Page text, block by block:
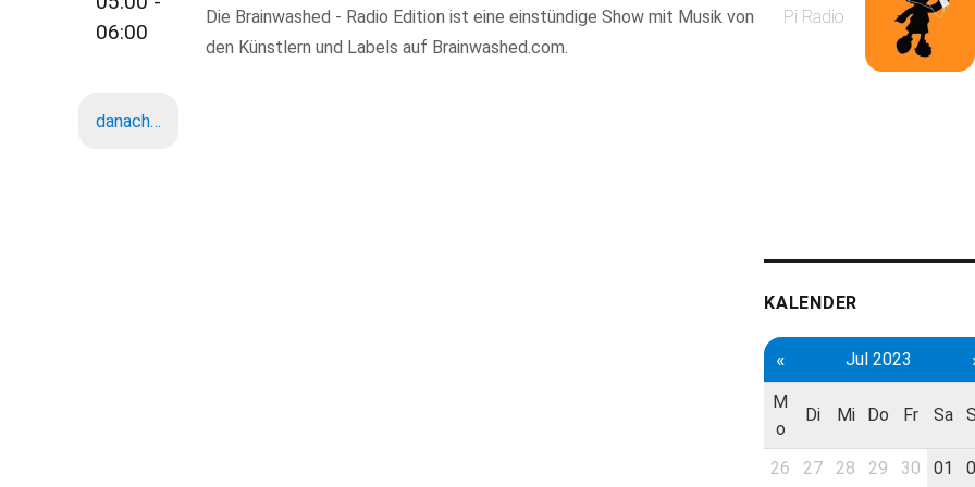
06:00
Die Brainwashed - Radio Edition ist eine einstündige Show mit Musik von
den Künstlern und Labels auf Brainwashed.com.
Pi Radio
danach…
KALENDER
« Jul 2023
M
o
Di Mi Do Fr Sa
26 27 28 29 30 01